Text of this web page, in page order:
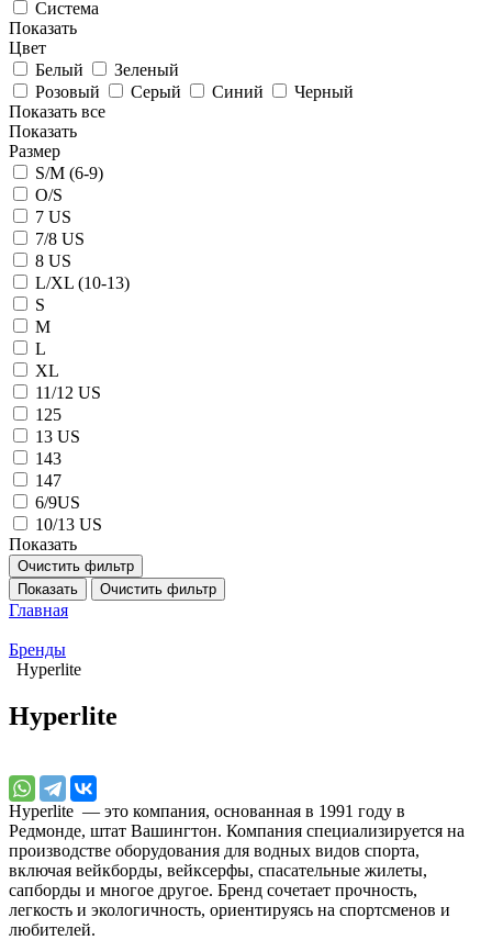
Система
Показать
Цвет
Белый
Зеленый
Розовый
Серый Синий
Черный
Показать все
Показать
Размер
S/M (6-9)
O/S
7 US
7/8 US
8 US
L/XL (10-13)
S
M
L
XL
11/12 US
125
13 US
143
147
6/9US
10/13 US
Показать
Очистить фильтр
Показать
Очистить фильтр
Главная
Бренды
Hyperlite
Hyperlite
Hyperlite — это компания, основанная в 1991 году в
Редмонде, штат Вашингтон. Компания специализируется на
производстве оборудования для водных видов спорта,
включая вейкборды, вейксерфы, спасательные жилеты,
сапборды и многое другое. Бренд сочетает прочность,
легкость и экологичность, ориентируясь на спортсменов и
любителей.